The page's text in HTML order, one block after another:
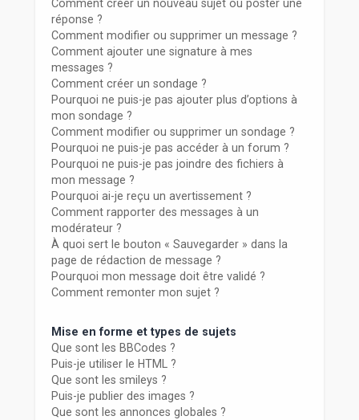
Comment créer un nouveau sujet ou poster une
réponse ?
Comment modifier ou supprimer un message ?
Comment ajouter une signature à mes
messages ?
Comment créer un sondage ?
Pourquoi ne puis-je pas ajouter plus d’options à
mon sondage ?
Comment modifier ou supprimer un sondage ?
Pourquoi ne puis-je pas accéder à un forum ?
Pourquoi ne puis-je pas joindre des fichiers à
mon message ?
Pourquoi ai-je reçu un avertissement ?
Comment rapporter des messages à un
modérateur ?
À quoi sert le bouton « Sauvegarder » dans la
page de rédaction de message ?
Pourquoi mon message doit être validé ?
Comment remonter mon sujet ?
Mise en forme et types de sujets
Que sont les BBCodes ?
Puis-je utiliser le HTML ?
Que sont les smileys ?
Puis-je publier des images ?
Que sont les annonces globales ?